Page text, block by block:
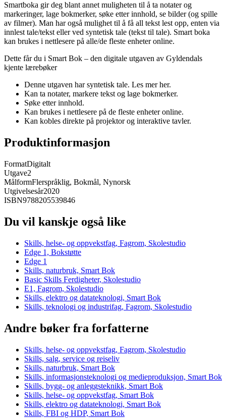
Smartboka gir deg blant annet muligheten til å ta notater og
markeringer, lage bokmerker, søke etter innhold, se bilder (og spille
av filmer). Man har også mulighet til å få all tekst lest opp, enten via
innlest tale/tekst eller ved syntetisk tale (tekst til tale). Smart boka
kan brukes i nettlesere på alle/de fleste enheter online.
Dette får du i Smart Bok – den digitale utgaven av Gyldendals
kjente lærebøker
Denne utgaven har syntetisk tale. Les mer her.
Kan ta notater, markere tekst og lage bokmerker.
Søke etter innhold.
Kan brukes i nettlesere på de fleste enheter online.
Kan kobles direkte på projektor og interaktive tavler.
Produktinformasjon
FormatDigitalt
Utgave2
MålformFlerspråklig, Bokmål, Nynorsk
Utgivelsesår2020
ISBN9788205539846
Du vil kanskje også like
Skills, helse- og oppvekstfag, Fagrom, Skolestudio
Edge 1, Bokstøtte
Edge 1
Skills, naturbruk, Smart Bok
Basic Skills Ferdigheter, Skolestudio
E1, Fagrom, Skolestudio
Skills, elektro og datateknologi, Smart Bok
Skills, teknologi og industrifag, Fagrom, Skolestudio
Andre bøker fra forfatterne
Skills, helse- og oppvekstfag, Fagrom, Skolestudio
Skills, salg, service og reiseliv
Skills, naturbruk, Smart Bok
Skills, informasjonsteknologi og medieproduksjon, Smart Bok
Skills, bygg- og anleggsteknikk, Smart Bok
Skills, helse- og oppvekstfag, Smart Bok
Skills, elektro og datateknologi, Smart Bok
Skills, FBI og HDP, Smart Bok